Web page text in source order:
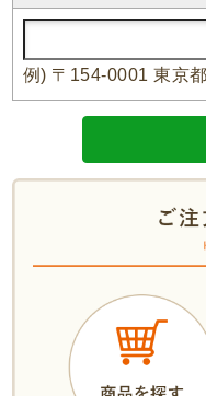
例) 〒154-0001 東京